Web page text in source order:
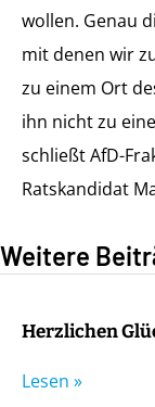
wollen. Genau
mit denen wir
zu einem Ort
ihn nicht zu
schließt AfD-
Ratskandidat
Weitere
Herzlichen
Lesen »